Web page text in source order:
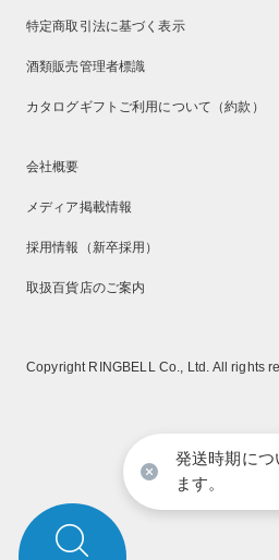
特定商取引法に基づく表示
酒類販売管理者標識
カタログギフトご利用について（約款）
会社概要
メディア掲載情報
採用情報（新卒採用）
取扱百貨店のご案内
Copyright RINGBELL Co., Ltd. All rights
発送時期につ
ます。